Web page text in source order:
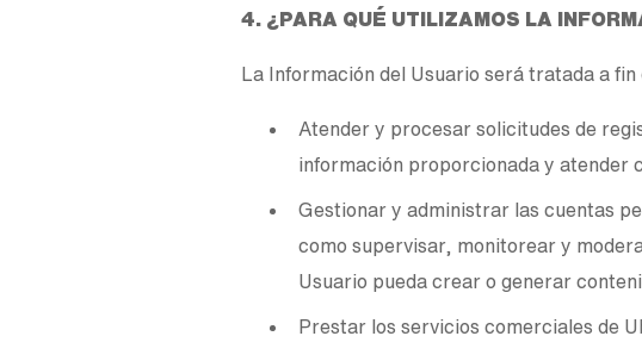
4. ¿PARA QUÉ UTILIZAMOS LA
La Información del Usuario será tratada a fin
Atender y procesar solicitudes de
información proporcionada y atender
Gestionar y administrar las cuentas
como supervisar, monitorear y
Usuario pueda crear o generar
Prestar los servicios comerciales de